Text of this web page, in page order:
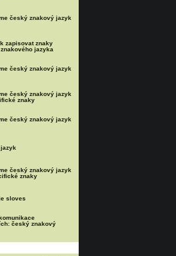
český znakový jazyk
zapisovat znaky
jazyka
český znakový jazyk
český znakový jazyk
znaky
český znakový jazyk
český znakový jazyk
znaky
sloves
český znakový